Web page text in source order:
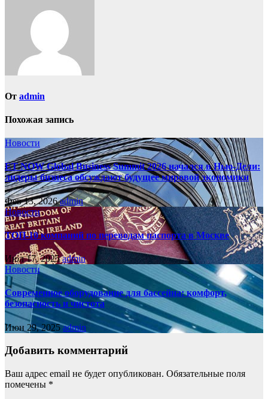
От admin
Похожая запись
Новости
ET NOW Global Business Summit 2026 начался в Нью‑Дели:
лидеры бизнеса обсуждают будущее мировой экономики
Фев 13, 2026admin
Новости
ТОП-10 компаний по переводам паспорта в Москве
Июл 17, 2025admin
Новости
Современное оборудование для бассейна: комфорт,
безопасность и чистота
Июн 29, 2025admin
Добавить комментарий
Ваш адрес email не будет опубликован. Обязательные поля
помечены *